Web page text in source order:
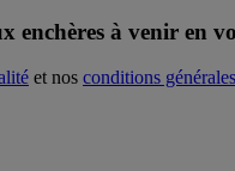
enchères à venir
et nos conditions générales